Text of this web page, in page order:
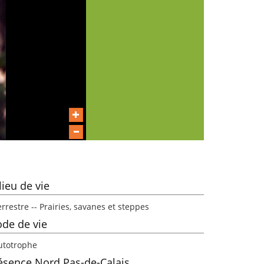
de vie
-- Prairies, savanes et steppes
de vie